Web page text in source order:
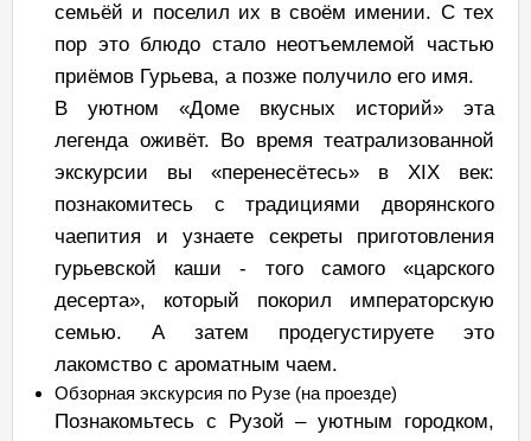
семьёй и поселил их в своём имении. С тех
пор это блюдо стало неотъемлемой частью
приёмов Гурьева, а позже получило его имя.
В уютном «Доме вкусных историй» эта
легенда оживёт. Во время театрализованной
экскурсии вы «перенесётесь» в XIX век:
познакомитесь с традициями дворянского
чаепития и узнаете секреты приготовления
гурьевской каши - того самого «царского
десерта», который покорил императорскую
семью. А затем продегустируете это
лакомство с ароматным чаем.
Обзорная экскурсия по Рузе (на проезде)
Познакомьтесь с Рузой – уютным городком,